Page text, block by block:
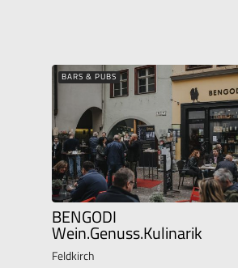
BARS & PUBS
BENGODI
Wein.Genuss.Kulinarik
Feldkirch